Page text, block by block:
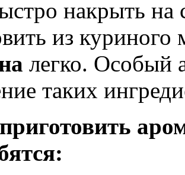
накрыть на
из куриного
легко. Особый
таких